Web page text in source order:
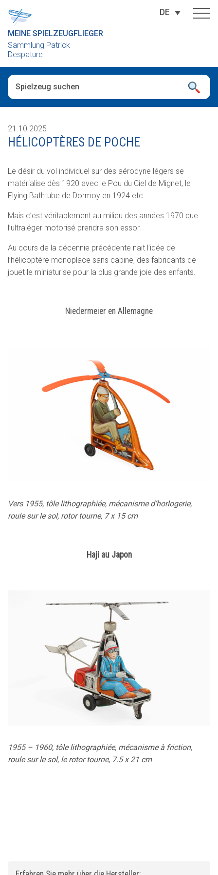
MEINE SPIELZEUGFLIEGER
Sammlung Patrick
Despature
DE
21.10.2025
HÉLICOPTÈRES DE POCHE
Le désir du vol individuel sur des aérodyne légers se
matérialise dès 1920 avec le Pou du Ciel de Mignet, le
Flying Bathtube de Dormoy en 1924 etc…
Mais c’est véritablement au milieu des années 1970 que
l’ultraléger motorisé prendra son essor.
Au cours de la décennie précédente nait l’idée de
l’hélicoptère monoplace sans cabine, des fabricants de
jouet le miniaturise pour la plus grande joie des enfants.
Niedermeier en Allemagne
Vers 1955, tôle lithographiée, mécanisme d’horlogerie,
roule sur le sol, rotor tourne, 7 x 15 cm
Haji au Japon
1955 – 1960, tôle lithographiée, mécanisme à friction,
roule sur le sol, le rotor tourne, 7.5 x 21 cm